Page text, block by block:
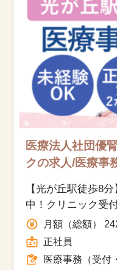
医療法人社団優
クの求人/医療事
【光が丘駅徒歩8
中！クリニック受
当あり月額（総額）
正社員
医療事務（受付